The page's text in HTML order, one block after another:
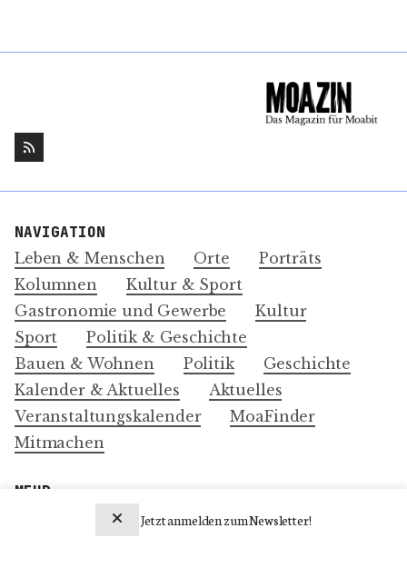
NAVIGATION
Leben & Menschen Orte
Porträts
Kolumnen
Kultur & Sport
Gastronomie und Gewerbe
Kultur
Sport
Politik & Geschichte
Bauen & Wohnen
Politik
Geschichte
Kalender & Aktuelles
Aktuelles
Veranstaltungskalender
MoaFinder
Mitmachen
MEHR
Jetzt anmelden zum Newsletter!